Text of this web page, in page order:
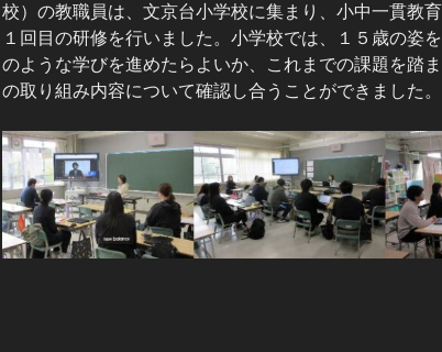
校）の教職員は、文京台小学校に集まり、小中一貫教
１回目の研修を行いました。小学校では、１５歳の姿
のような学びを進めたらよいか、これまでの課題を踏
の取り組み内容について確認し合うことができました。